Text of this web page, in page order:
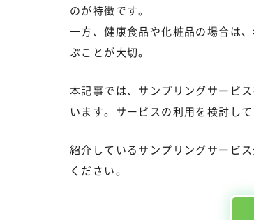
のが特徴です。
一方、健康食品や化粧品の場合は
ぶことが大切。
本記事では、サンプリングサービ
います。サービスの利用を検討し
紹介しているサンプリングサービ
ください。